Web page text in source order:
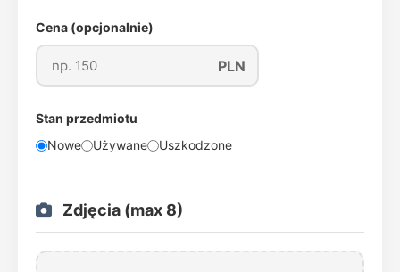
Cena (opcjonalnie)
PLN
Stan przedmiotu
Nowe
Używane Uszkodzone
Zdjęcia (max 8)